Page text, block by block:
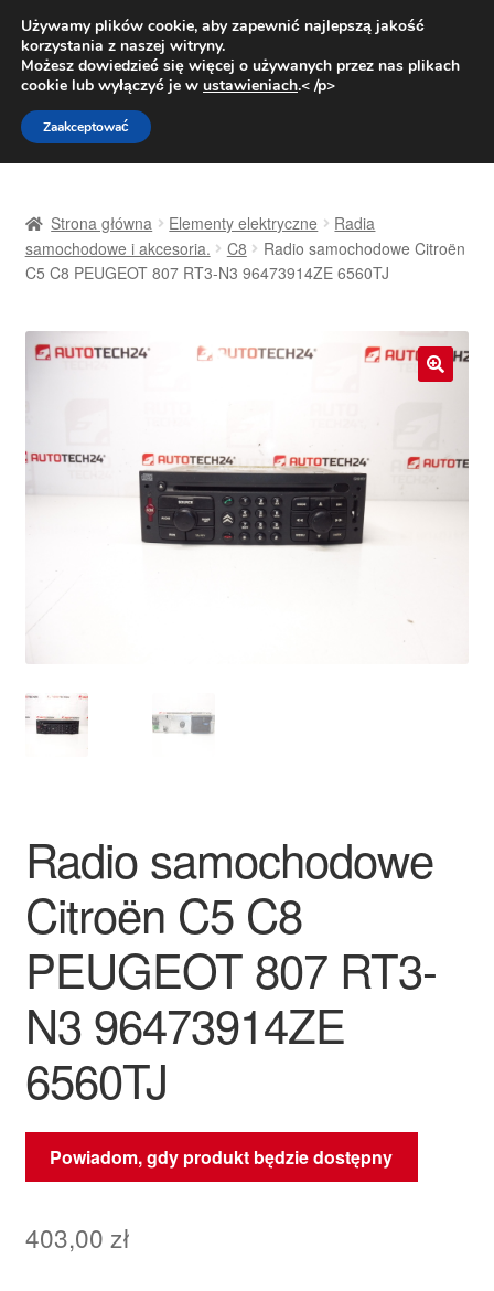
DOSTAWA od 31 zł
Pn.-pt. 9:00-16:00800 003 167
Przejdź
do
nawigacji
Przejdź
do
treści
Dostawa
Kontakt
Skarga
Zasady i warunki
Strona główna Elementy elektryczne
Radia
samochodowe i akcesoria.
C8
Radio samochodowe Citroën
C5 C8 PEUGEOT 807 RT3-N3 96473914ZE 6560TJ
Radio samochodowe
Citroën C5 C8
PEUGEOT 807 RT3-
N3 96473914ZE
6560TJ
Powiadom, gdy produkt będzie dostępny
403,00 zł
Używamy plików cookie, aby zapewnić najlepszą jakość
korzystania z naszej witryny.
Możesz dowiedzieć się więcej o używanych przez nas plikach
cookie lub wyłączyć je w ustawieniach.< /p>
Zaakceptować